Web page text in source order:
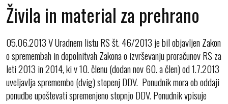
Živila in material za prehrano
05.06.2013 V Uradnem listu RS št. 46/2013 je bil objavljen Zakon
o spremembah in dopolnitvah Zakona o izvrševanju proračunov RS za
leti 2013 in 2014, ki v 10. členu (dodan nov 60. a člen) od 1.7.2013
uveljavlja spremembo (dvig) stopenj DDV. Ponudnik mora ob oddaji
ponudbe upoštevati spremenjeno stopnjo DDV. Ponudnik vpisuje